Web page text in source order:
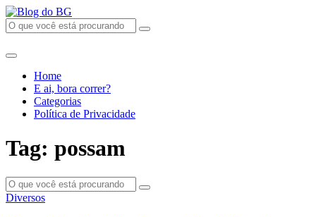
Home
E ai, bora correr?
Categorias
Política de Privacidade
Tag: possam
Diversos